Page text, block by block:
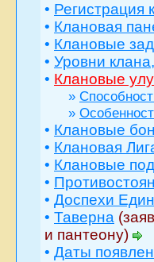
• Регистрация
• Клановая
• Клановые
• Уровни
• Клановые
»
»
• Клановые
• Клановая
• Клановые
•
• Доспехи
• Таверна
и пантеону)
• Даты